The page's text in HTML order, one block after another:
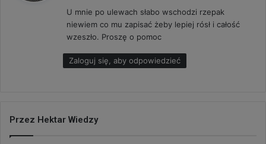
z
e
U mnie po ulewach słabo wschodzi rzepak
niewiem co mu zapisać żeby lepiej rósł i całość
wzeszło. Proszę o pomoc
Zaloguj się, aby odpowiedzieć
Przez Hektar Wiedzy